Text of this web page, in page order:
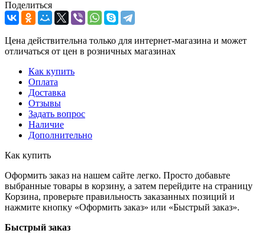
Поделиться
Цена действительна только для интернет-магазина и может
отличаться от цен в розничных магазинах
Как купить
Оплата
Доставка
Отзывы
Задать вопрос
Наличие
Дополнительно
Как купить
Оформить заказ на нашем сайте легко. Просто добавьте
выбранные товары в корзину, а затем перейдите на страницу
Корзина, проверьте правильность заказанных позиций и
нажмите кнопку «Оформить заказ» или «Быстрый заказ».
Быстрый заказ